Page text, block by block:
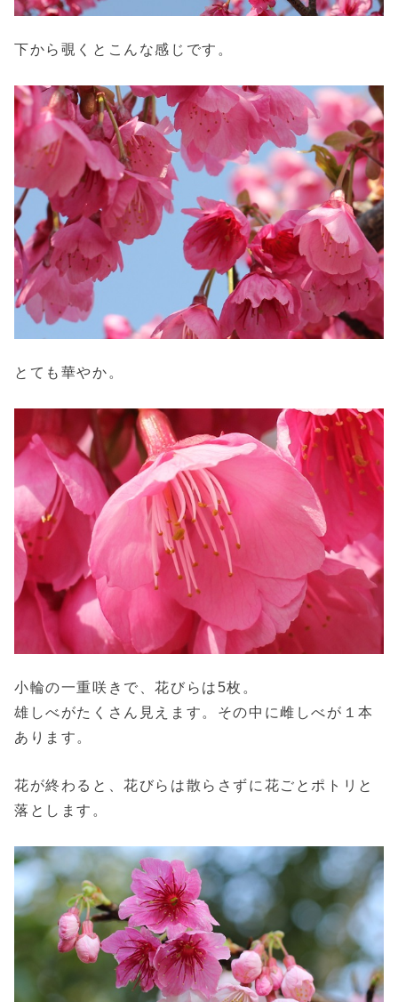
下から覗くとこんな感じです。
とても華やか。
小輪の一重咲きで、花びらは5枚。
雄しべがたくさん見えます。その中に雌しべが１本
あります。
花が終わると、花びらは散らさずに花ごとポトリと
落とします。